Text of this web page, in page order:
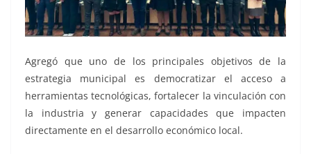
Agregó que uno de los principales objetivos de la
estrategia municipal es democratizar el acceso a
herramientas tecnológicas, fortalecer la vinculación con
la industria y generar capacidades que impacten
directamente en el desarrollo económico local.